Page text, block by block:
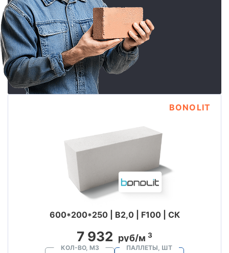
BONOLIT
600*200*250 | B2,0 | F100 | СК
7 932 руб/м 3
КОЛ-ВО, М3 ПАЛЛЕТЫ, ШТ